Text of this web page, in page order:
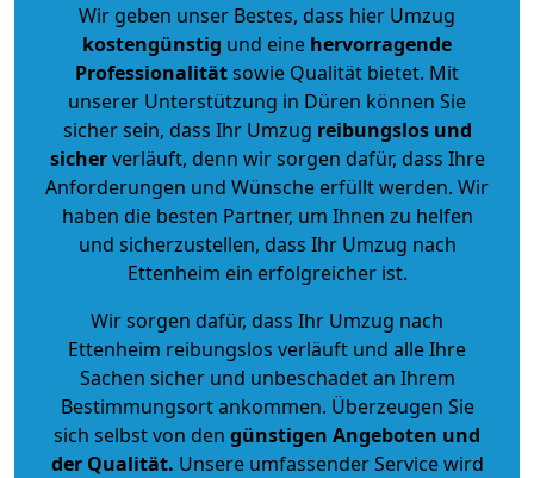
Wir geben unser Bestes, dass hier Umzug
kostengünstig und eine hervorragende
Professionalitätsowie Qualität bietet. Mit
unserer Unterstützung in Düren können Sie
sicher sein, dass Ihr Umzug reibungslos und
sicherverläuft, denn wir sorgen dafür, dass Ihre
Anforderungen und Wünsche erfüllt werden. Wir
haben die besten Partner, um Ihnen zu helfen
und sicherzustellen, dass Ihr Umzug nach
Ettenheim ein erfolgreicher ist.
Wir sorgen dafür, dass Ihr Umzug nach
Ettenheim reibungslos verläuft und alle Ihre
Sachen sicher und unbeschadet an Ihrem
Bestimmungsort ankommen. Überzeugen Sie
sich selbst von den günstigen Angeboten und
der Qualität. Unsere umfassender Service wird